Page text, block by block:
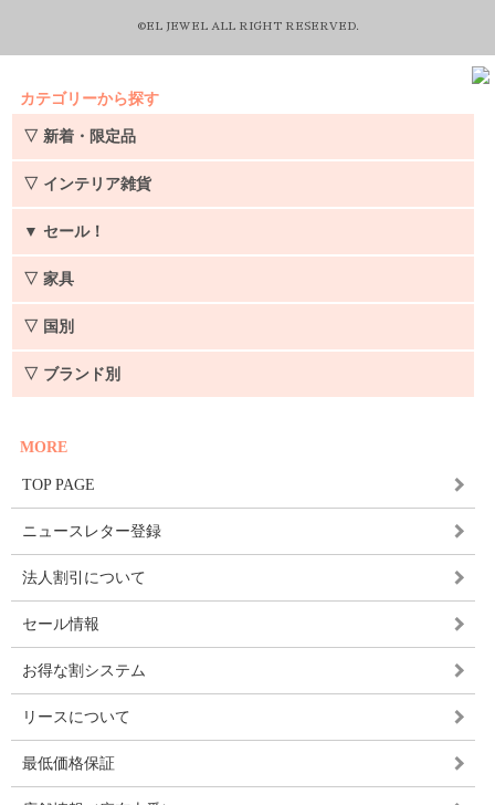
©EL JEWEL ALL RIGHT RESERVED.
カテゴリーから探す
▽ 新着・限定品
▽ インテリア雑貨
▼ セール！
▽ 家具
▽ 国別
▽ ブランド別
MORE
TOP PAGE
ニュースレター登録
法人割引について
セール情報
お得な割システム
リースについて
最低価格保証